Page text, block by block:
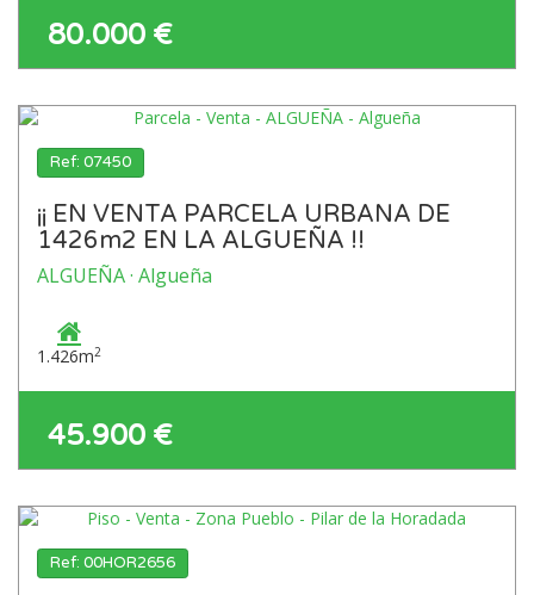
80.000 €
Ref: 07450
¡¡ EN VENTA PARCELA URBANA DE
1426m2 EN LA ALGUEÑA !!
ALGUEÑA · Algueña
1.426m2
45.900 €
Ref: 00HOR2656